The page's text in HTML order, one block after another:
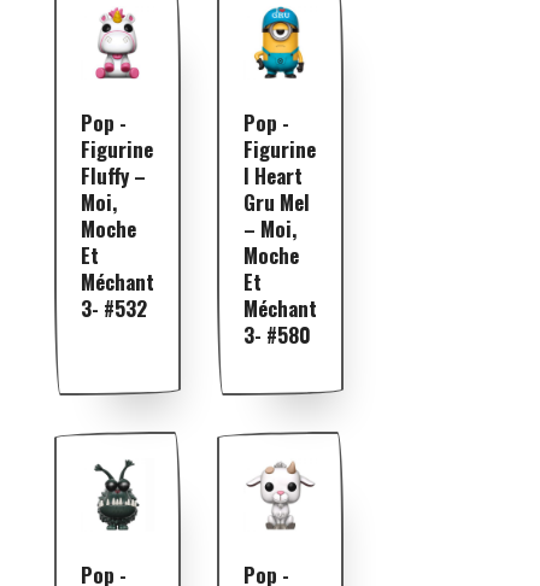
Pop -
Figurine
Fluffy –
Moi,
Moche
Et
Méchant
3- #532
Pop -
Figurine
I Heart
Gru Mel
– Moi,
Moche
Et
Méchant
3- #580
Pop -
Pop -